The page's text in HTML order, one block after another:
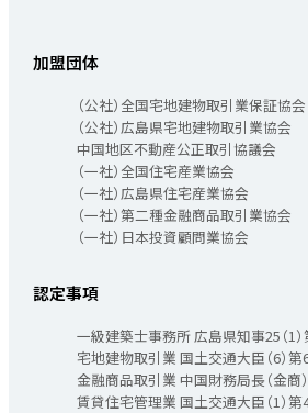
加盟団体
（公社）全国宅地建物取引業保証協会
（公社）広島県宅地建物取引業協会
中国地区不動産公正取引協議会
（一社）全国住宅産業協会
（一社）広島県住宅産業協会
（一社）第二種金融商品取引業協会
（一社）日本投資顧問業協会
認定事項
一級建築士事務所 広島県知事25（1
宅地建物取引業 国土交通大臣（6）第
金融商品取引業 中国財務局長（金商
賃貸住宅管理業 国土交通大臣（1）第